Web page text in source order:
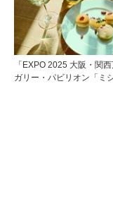
「EXPO 2025 大阪・関
ガリー・パビリオン「ミ